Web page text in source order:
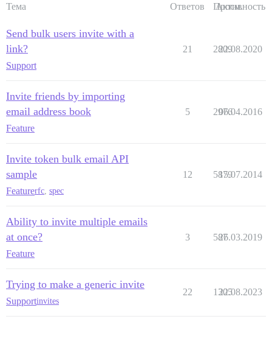
Тема Ответов Просм.
Активность
Send bulk users invite with a
link?
Support
21 2809
22.08.2020
Invite friends by importing
email address book
Feature
5 2976
06.04.2016
Invite token bulk email API
sample
Featurerfc, spec
12 5879
15.07.2014
Ability to invite multiple emails
at once?
Feature
3 587
26.03.2019
Trying to make a generic invite
Supportinvites
22 1305
22.08.2023